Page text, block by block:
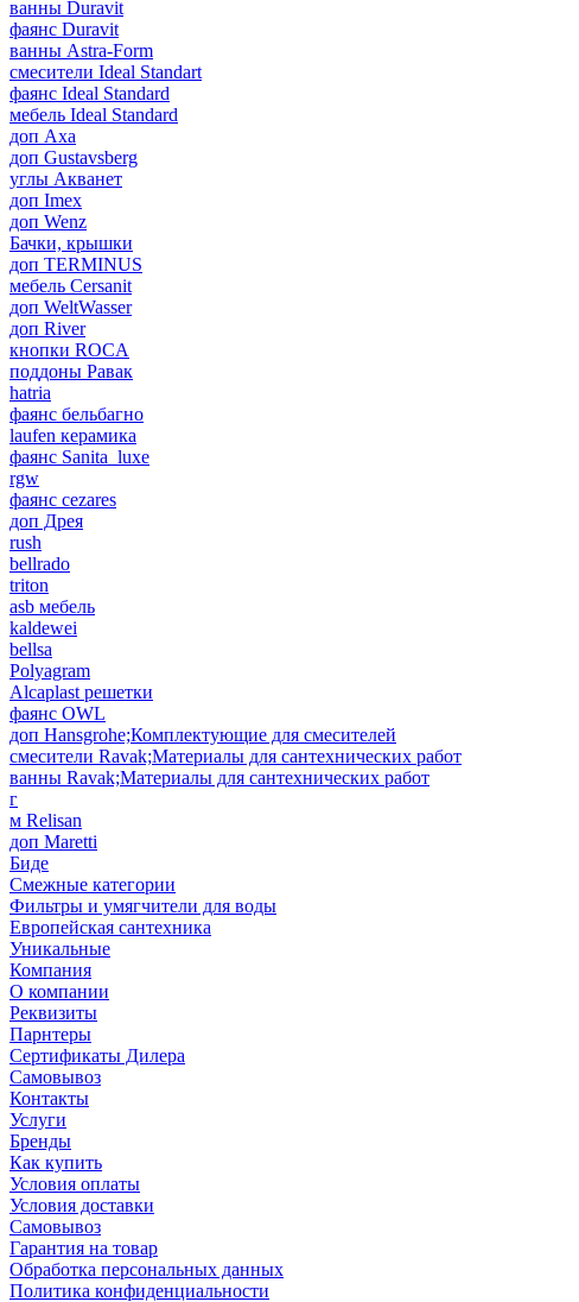
ванны Duravit
фаянс Duravit
ванны Astra-Form
смесители Ideal Standart
фаянс Ideal Standard
мебель Ideal Standard
доп Axa
доп Gustavsberg
углы Акванет
доп Imex
доп Wenz
Бачки, крышки
доп TERMINUS
мебель Cersanit
доп WeltWasser
доп River
кнопки ROCA
поддоны Равак
hatria
фаянс бельбагно
laufen керамика
фаянс Sanita_luxe
rgw
фаянс cezares
доп Дрея
rush
bellrado
triton
asb мебель
kaldewei
bellsa
Polyagram
Alcaplast решетки
фаянс OWL
доп Hansgrohe;Комплектующие для смесителей
смесители Ravak;Материалы для сантехнических работ
ванны Ravak;Материалы для сантехнических работ
г
м Relisan
доп Maretti
Биде
Смежные категории
Фильтры и умягчители для воды
Европейская сантехника
Уникальные
Компания
О компании
Реквизиты
Парнтеры
Сертификаты Дилера
Самовывоз
Контакты
Услуги
Бренды
Как купить
Условия оплаты
Условия доставки
Самовывоз
Гарантия на товар
Обработка персональных данных
Политика конфиденциальности